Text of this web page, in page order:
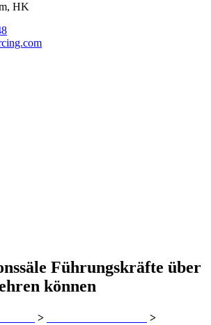
HK
Führungskräfte über
können
> >